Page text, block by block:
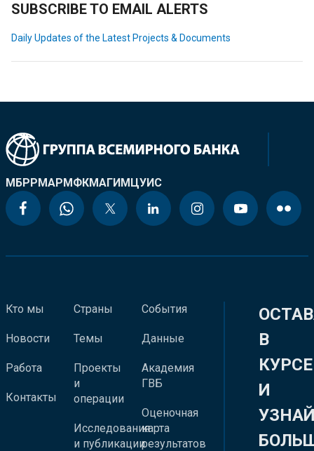
SUBSCRIBE TO EMAIL ALERTS
Daily Updates of the Latest Projects & Documents
МБРРМАРМФКМАГИМЦУИС
Кто мы
Новости
Работа
Контакты
Страны
Темы
Проекты
и
операции
Исследования
и публикации
События
Данные
Академия
ГВБ
Оценочная
карта
результатов
В
КУРСЕ
И